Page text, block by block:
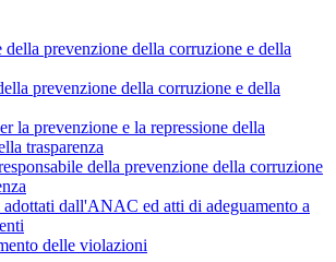
della prevenzione della corruzione e della
prevenzione della corruzione e della
la prevenzione e la repressione della
trasparenza
della prevenzione della corruzione
dall'ANAC ed atti di adeguamento a
delle violazioni